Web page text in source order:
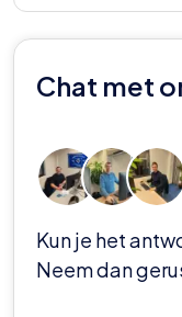
dragen van de
Chat met
Kun je het
Neem dan